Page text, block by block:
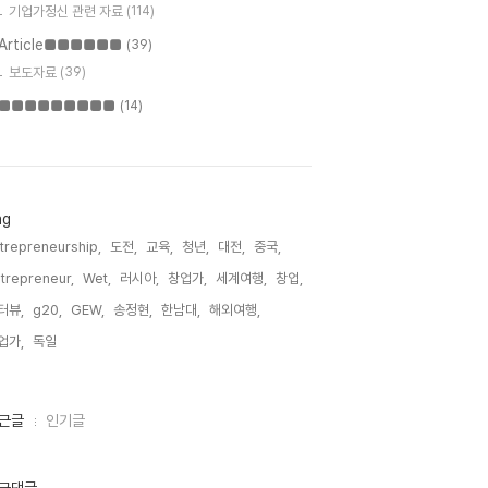
기업가정신 관련 자료 (114)
(39)
보도자료 (39)
(14)
도전, 교육, 청년, 대전,
중국,
Wet, 러시아, 창업가, 세계여행,
창업,
뷰,
g20, GEW, 송정현, 한남대,
해외여행,
가,
독일,
글 인기글